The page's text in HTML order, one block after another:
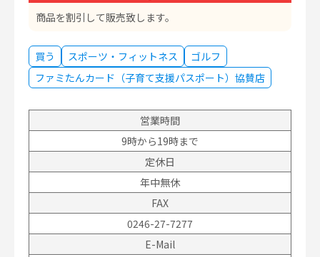
商品を割引して販売致します。
買う スポーツ・フィットネス
ゴルフ
ファミたんカード（子育て支援パスポート）協賛店
営業時間
9時から19時まで
定休日
年中無休
FAX
0246-27-7277
E-Mail